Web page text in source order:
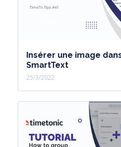
Insérer une image
SmartText
25/3/2022